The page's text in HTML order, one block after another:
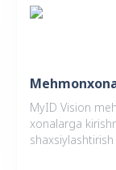
MyID Vision
xonalarga